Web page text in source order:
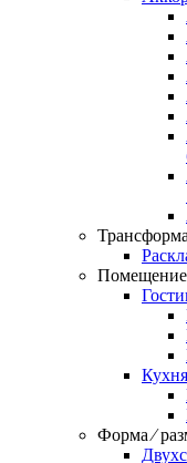
Помещение
Кухня
Форма ⁄